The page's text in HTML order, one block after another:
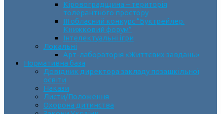
Кіровоградщина – територія
толерантного простору
ІII обласний конкурс “Буктрейлер.
Книжковий форум”
Інтелектуальні ігри
Локальні
Арт-лабораторія «Життєвих завдань»
Нормативна база
Довідник директора закладу позашкільної
освіти
Накази
Листи/Положення
Охорона дитинства